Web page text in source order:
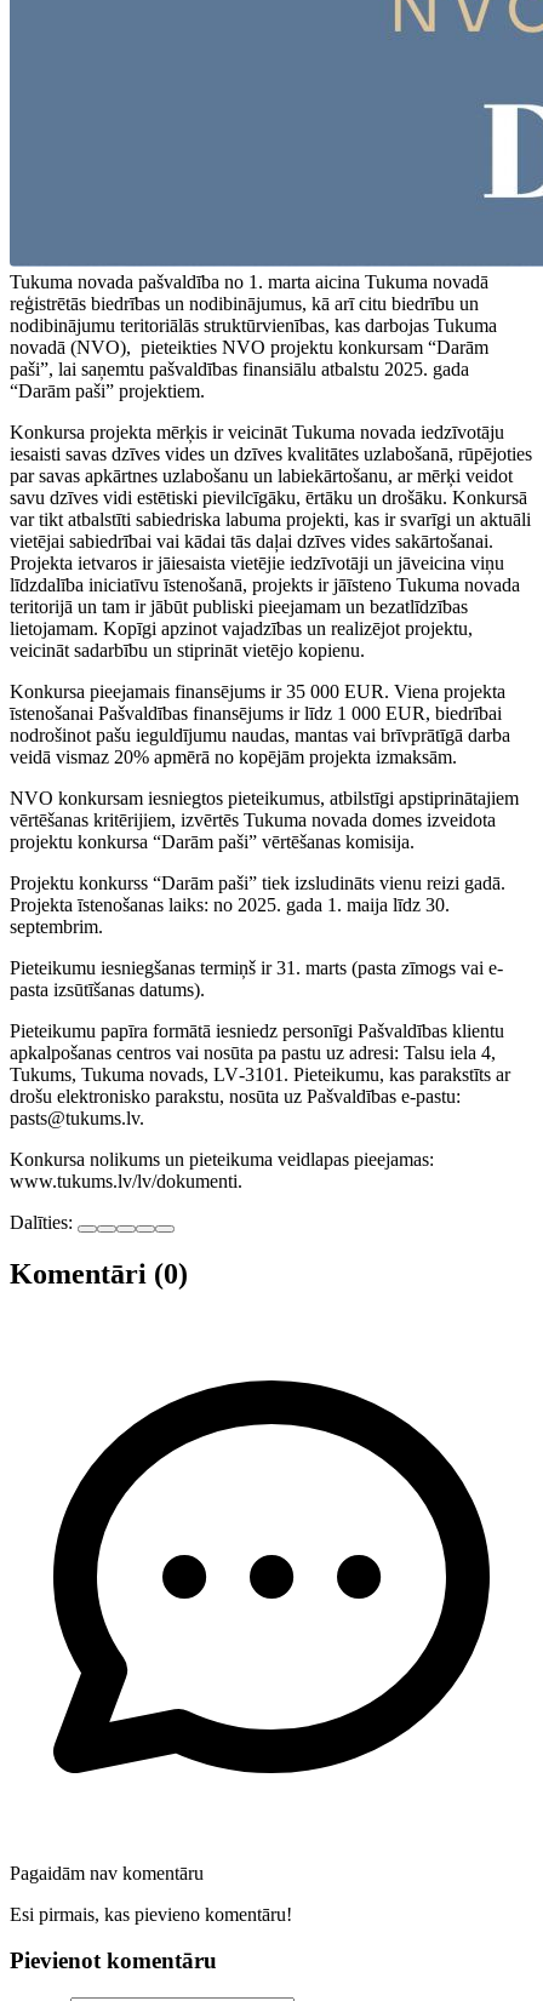
Tukuma novada pašvaldība no 1. marta aicina Tukuma novadā
reģistrētās biedrības un nodibinājumus, kā arī citu biedrību un
nodibinājumu teritoriālās struktūrvienības, kas darbojas Tukuma
novadā (NVO), pieteikties NVO projektu konkursam “Darām
paši”, lai saņemtu pašvaldības finansiālu atbalstu 2025. gada
“Darām paši” projektiem.
Konkursa projekta mērķis ir veicināt Tukuma novada iedzīvotāju
iesaisti savas dzīves vides un dzīves kvalitātes uzlabošanā, rūpējoties
par savas apkārtnes uzlabošanu un labiekārtošanu, ar mērķi veidot
savu dzīves vidi estētiski pievilcīgāku, ērtāku un drošāku. Konkursā
var tikt atbalstīti sabiedriska labuma projekti, kas ir svarīgi un aktuāli
vietējai sabiedrībai vai kādai tās daļai dzīves vides sakārtošanai.
Projekta ietvaros ir jāiesaista vietējie iedzīvotāji un jāveicina viņu
līdzdalība iniciatīvu īstenošanā, projekts ir jāīsteno Tukuma novada
teritorijā un tam ir jābūt publiski pieejamam un bezatlīdzības
lietojamam. Kopīgi apzinot vajadzības un realizējot projektu,
veicināt sadarbību un stiprināt vietējo kopienu.
Konkursa pieejamais finansējums ir 35 000 EUR. Viena projekta
īstenošanai Pašvaldības finansējums ir līdz 1 000 EUR, biedrībai
nodrošinot pašu ieguldījumu naudas, mantas vai brīvprātīgā darba
veidā vismaz 20% apmērā no kopējām projekta izmaksām.
NVO konkursam iesniegtos pieteikumus, atbilstīgi apstiprinātajiem
vērtēšanas kritērijiem, izvērtēs Tukuma novada domes izveidota
projektu konkursa “Darām paši” vērtēšanas komisija.
Projektu konkurss “Darām paši” tiek izsludināts vienu reizi gadā.
Projekta īstenošanas laiks: no 2025. gada 1. maija līdz 30.
septembrim.
Pieteikumu iesniegšanas termiņš ir 31. marts (pasta zīmogs vai e-
pasta izsūtīšanas datums).
Pieteikumu papīra formātā iesniedz personīgi Pašvaldības klientu
apkalpošanas centros vai nosūta pa pastu uz adresi: Talsu iela 4,
Tukums, Tukuma novads, LV‑3101. Pieteikumu, kas parakstīts ar
drošu elektronisko parakstu, nosūta uz Pašvaldības e-pastu:
pasts@tukums.lv.
Konkursa nolikums un pieteikuma veidlapas pieejamas:
www.tukums.lv/lv/dokumenti.
Dalīties:
Komentāri (0)
Pagaidām nav komentāru
Esi pirmais, kas pievieno komentāru!
Pievienot komentāru